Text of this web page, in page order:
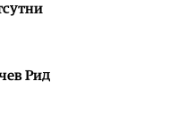
Рид